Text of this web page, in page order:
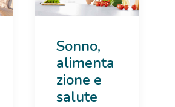
Sonno,
alimenta
zione e
salute